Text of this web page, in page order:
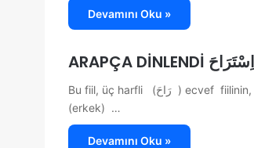
Devamını Oku »
Bu fiil, üç harfli (رَاحَ ) ecvef fiilinin, istifal kalıbına girmiş şeklidir. هُمْ اِسْتَرَاحُوا 3 (Hum isterâhû) Onlar dinlendiler
(erkek) …
Devamını Oku »